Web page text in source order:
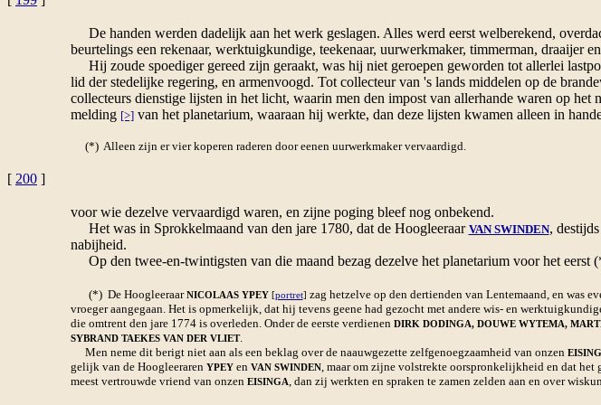
De handen werden dadelijk aan het werk geslagen. Alles werd eerst welberekend,
beurtelings een rekenaar, werktuigkundige, teekenaar, uurwerkmaker, timmerman, draaijer en
Hij zoude spoediger gereed zijn geraakt, was hij niet geroepen geworden tot allerlei
lid der stedelijke regering, en armenvoogd. Tot collecteur van 's lands middelen op de
collecteurs dienstige lijsten in het licht, waarin men den impost van allerhande waren op
melding [>]van het planetarium, waaraan hij werkte, dan deze lijsten kwamen alleen in
(*) Alleen zijn er vier koperen raderen door eenen uurwerkmaker vervaardigd.
[ 200 ]
voor wie dezelve vervaardigd waren, en zijne poging bleef nog onbekend.
Het was in Sprokkelmaand van den jare 1780, dat de Hoogleeraar VAN SWINDEN,
nabijheid.
Op den twee-en-twintigsten van die maand bezag dezelve het planetarium voor het eerst
(*) De HoogleeraarNICOLAAS YPEY[portret] zag hetzelve op den dertienden van Lentemaand, en was
vroeger aangegaan. Het is opmerkelijk, dat hij tevens geene had gezocht met andere wis- en
die omtrent den jare 1774 is overleden. Onder de eerste verdienen DIRK DODINGA, DOUWE WYTEMA,
SYBRAND TAEKES VAN DER VLIET.
Men neme dit berigt niet aan als een beklag over de naauwgezette zelfgenoegzaamheid van onzen
gelijk van de Hoogleeraren YPEYen VAN SWINDEN, maar om zijne volstrekte oorspronkelijkheid en dat het
meest vertrouwde vriend van onzen EISINGA , dan zij werkten en spraken te zamen zelden aan en over